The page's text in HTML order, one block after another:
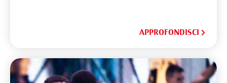
APPROFONDISCI